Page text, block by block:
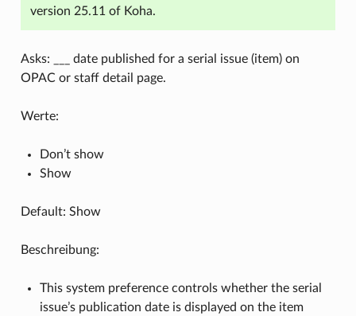
version 25.11 of Koha.
Asks: ___ date published for a serial issue (item) on
OPAC or staff detail page.
Werte:
Don’t show
Show
Default: Show
Beschreibung:
This system preference controls whether the serial
issue’s publication date is displayed on the item